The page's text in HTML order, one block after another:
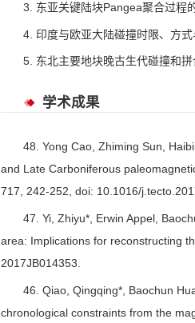
3. 东亚关键陆块Pangea聚合过程
4. 印度与欧亚大陆碰撞时限、方
5. 东北主要地块晚古生代碰撞和
学术成果
48. Yong Cao, Zhiming Sun,
and Late Carboniferous
717, 242-252, doi: 10.1016/
47. Yi, Zhiyu*, Erwin Appel,
area: Implications for reconstructing
2017JB014353.
46. Qiao, Qingqing*, Baochun
chronological constraints from the